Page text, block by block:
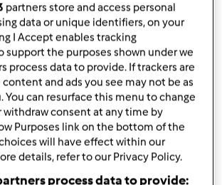
te la invio privatamente, sono
sotto è bucato, quello sopra anche,
mezzo la sfoglia e schiacci con qllo
i quadratini che dovrebbere fare il
mi sono spiegata bene.
è precisamente cm quello
cavallo è molto semplice da usare e
partners store and access personal
data or unique identifiers, on your
I Accept enables tracking
support the purposes shown under we
process data to provide. If trackers are
and ads you see may not be as
You can resurface this menu to change
withdraw consent at any time by
Purposes link on the bottom of the
will have effect within our
details, refer to our Privacy Policy.
process data to provide: